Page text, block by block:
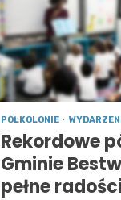
PÓŁKOLONIE
Rekordowe
Gminie
pełne